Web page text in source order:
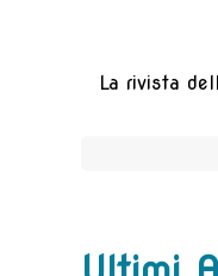
La rivista